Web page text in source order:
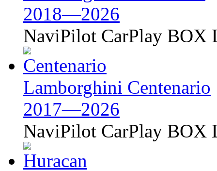
2018—2026
NaviPilot CarPlay BOX
Lamborghini Centenario
2017—2026
NaviPilot CarPlay BOX